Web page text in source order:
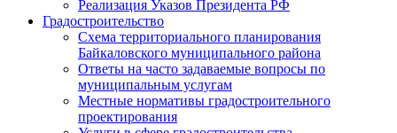
Реализация Указов Президента РФ
Градостроительство
Схема территориального планирования
Байкаловского муниципального района
Ответы на часто задаваемые вопросы по
муниципальным услугам
Местные нормативы градостроительного
проектирования